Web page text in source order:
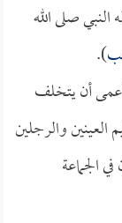
صلى الله
).
أن يتخلف
والرجلين
الجماعة